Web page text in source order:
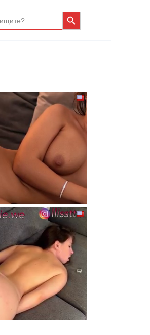
Search Button